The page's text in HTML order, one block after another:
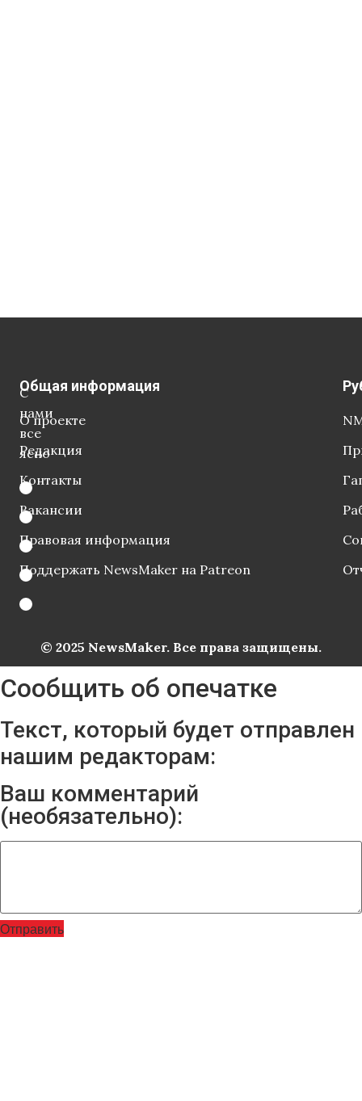
С
нами
все
ясно
Общая информация
О проекте
Редакция
Контакты
Вакансии
Правовая информация
Поддержать NewsMaker на Patreon
© 2025 NewsMaker. Все права защищены.
Сообщить об опечатке
Текст, который будет отправлен
нашим редакторам:
Ваш комментарий
(необязательно):
Отправить